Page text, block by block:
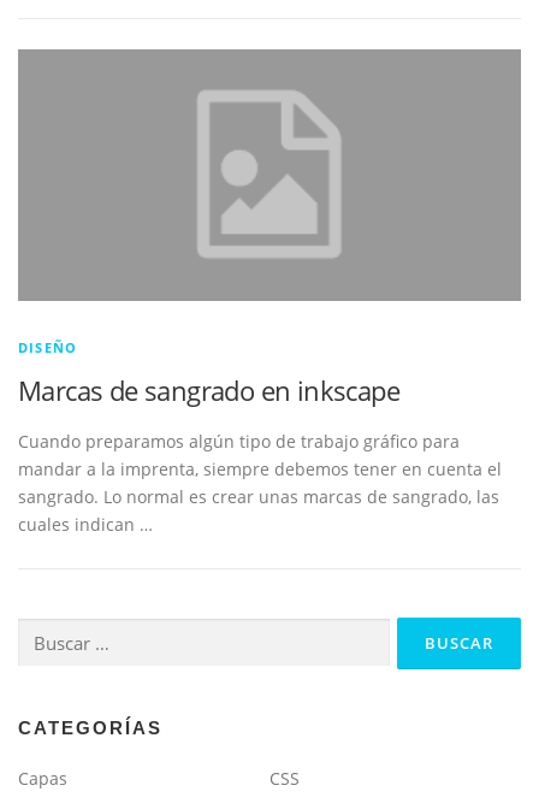
DISEÑO
Marcas de sangrado en inkscape
Cuando preparamos algún tipo de trabajo gráfico para
mandar a la imprenta, siempre debemos tener en cuenta el
sangrado. Lo normal es crear unas marcas de sangrado, las
cuales indican …
CATEGORÍAS
Capas
CSS